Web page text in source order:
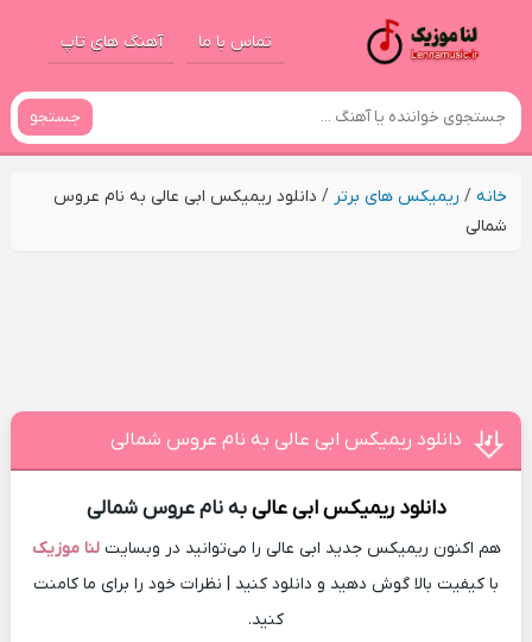
تماس با ما آهنگ های تاپ
جستجو
خانه/ ریمیکس های برتر / دانلود ریمیکس ابی عالی به نام عروس
شمالی
دانلود ریمیکس ابی عالی به نام عروس شمالی
دانلود ریمیکس ابی عالیبه نام عروس شمالی
هم اکنون ریمیکس جدید ابی عالی را می‌توانید در وبسایتلنا موزیک
با کیفیت بالا گوش دهید و دانلود کنید | نظرات خود را برای ما کامنت
کنید.